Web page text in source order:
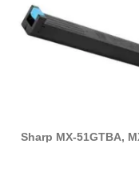
Sharp MX-51GTBA,